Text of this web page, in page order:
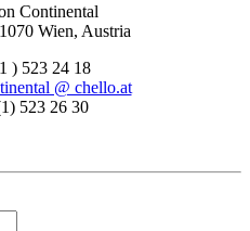
Continental
Wien, Austria
) 523 24 18
@ chello.at
523 26 30